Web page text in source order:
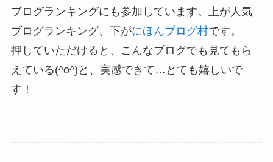
ブログランキングにも参加しています。上が人気
ブログランキング、下がにほんブログ村です。
押していただけると、こんなブログでも見てもら
えている(^o^)と、実感できて…とても嬉しいで
す！